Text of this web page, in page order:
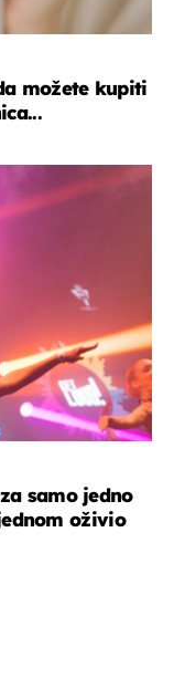
možete kupiti
samo jedno
oživio